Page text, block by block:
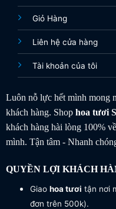
Giỏ Hàng
Liên hệ cửa hàng
Tài khoản của tôi
Luôn nỗ lực hết mình mong
khách hàng. Shop hoa tươi
khách hàng hài lòng 100%
mình. Tận tâm - Nhanh
QUYỀN LỢI KHÁCH
Giao hoa tươi tận nơi
đơn trên 500k).